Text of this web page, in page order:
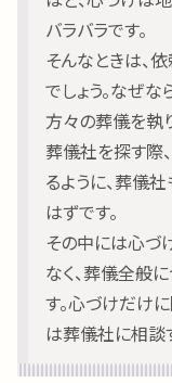
バラバラです。
そんなときは、
でしょう。なぜ
方々の葬儀を執
葬儀社を探す際
るように、葬儀
はずです。
その中には心づ
なく、葬儀全般
す。心づけだけ
は葬儀社に相談